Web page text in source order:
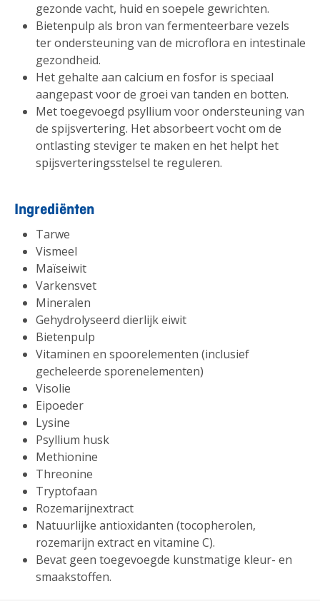
gezonde vacht, huid en soepele gewrichten.
Bietenpulp als bron van fermenteerbare vezels
ter ondersteuning van de microflora en intestinale
gezondheid.
Het gehalte aan calcium en fosfor is speciaal
aangepast voor de groei van tanden en botten.
Met toegevoegd psyllium voor ondersteuning van
de spijsvertering. Het absorbeert vocht om de
ontlasting steviger te maken en het helpt het
spijsverteringsstelsel te reguleren.
Ingrediënten
Tarwe
Vismeel
Maïseiwit
Varkensvet
Mineralen
Gehydrolyseerd dierlijk eiwit
Bietenpulp
Vitaminen en spoorelementen (inclusief
gecheleerde sporenelementen)
Visolie
Eipoeder
Lysine
Psyllium husk
Methionine
Threonine
Tryptofaan
Rozemarijnextract
Natuurlijke antioxidanten (tocopherolen,
rozemarijn extract en vitamine C).
Bevat geen toegevoegde kunstmatige kleur- en
smaakstoffen.